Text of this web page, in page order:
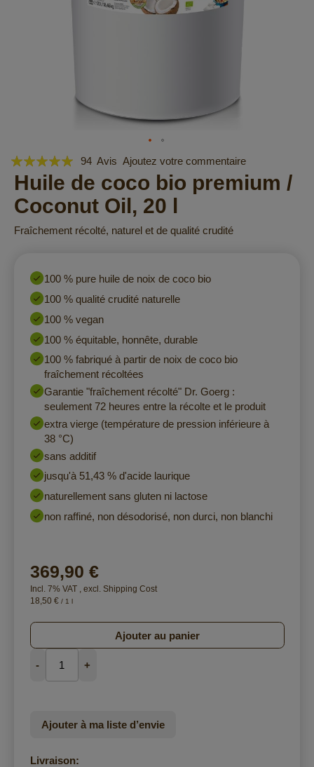
Skip
to
the
beginning
of
the
Évaluation:
99
% of100
94 Avis Ajoutez votre commentaire
Huile de coco bio premium /
Coconut Oil, 20 l
Fraîchement récolté, naturel et de qualité crudité
100 % pure huile de noix de coco bio
100 % qualité crudité naturelle
100 % vegan
100 % équitable, honnête, durable
100 % fabriqué à partir de noix de coco bio
fraîchement récoltées
Garantie "fraîchement récolté" Dr. Goerg :
seulement 72 heures entre la récolte et le produit
extra vierge (température de pression inférieure à
38 °C)
sans additif
jusqu'à 51,43 % d'acide laurique
naturellement sans gluten ni lactose
non raffiné, non désodorisé, non durci, non blanchi
369,90 €
Incl. 7% VAT excl. Shipping Cost
18,50 €/ 1 l
Ajouter au panier
- +
Ajouter à ma liste d’envie
Livraison: